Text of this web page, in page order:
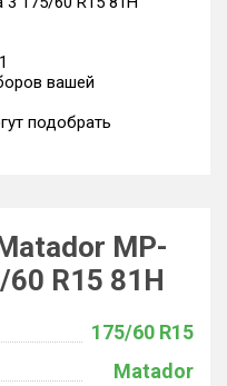
вашей
подобрать
MP-
R15 81H
175/60 R15
Matador